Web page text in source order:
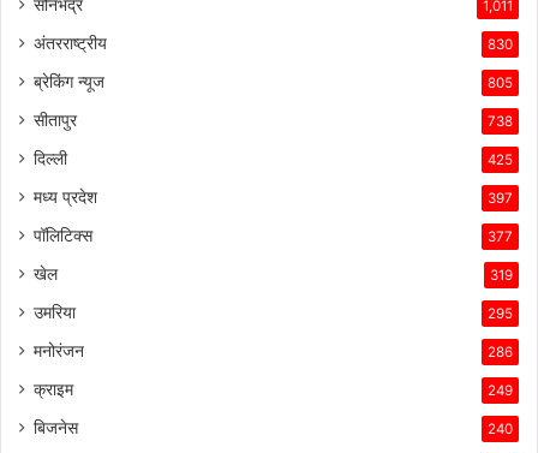
सोनभद्र 1,011
अंतरराष्ट्रीय 830
ब्रेकिंग न्यूज 805
सीतापुर 738
दिल्ली 425
मध्य प्रदेश 397
पॉलिटिक्स 377
खेल 319
उमरिया 295
मनोरंजन 286
क्राइम 249
बिजनेस 240